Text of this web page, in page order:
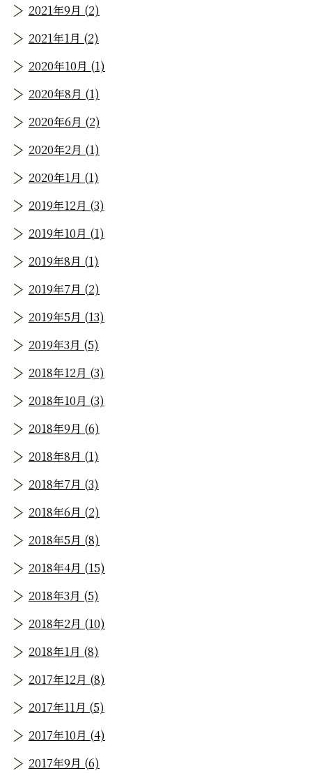
2021年9月 (2)
2021年1月 (2)
2020年10月 (1)
2020年8月 (1)
2020年6月 (2)
2020年2月 (1)
2020年1月 (1)
2019年12月 (3)
2019年10月 (1)
2019年8月 (1)
2019年7月 (2)
2019年5月 (13)
2019年3月 (5)
2018年12月 (3)
2018年10月 (3)
2018年9月 (6)
2018年8月 (1)
2018年7月 (3)
2018年6月 (2)
2018年5月 (8)
2018年4月 (15)
2018年3月 (5)
2018年2月 (10)
2018年1月 (8)
2017年12月 (8)
2017年11月 (5)
2017年10月 (4)
2017年9月 (6)